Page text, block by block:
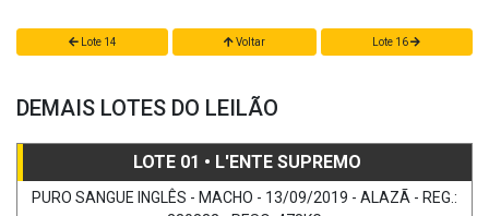
Lote 14 Voltar Lote 16
DEMAIS LOTES DO LEILÃO
LOTE 01 • L'ENTE SUPREMO
PURO SANGUE INGLÊS - MACHO - 13/09/2019 - ALAZÃ - REG.: